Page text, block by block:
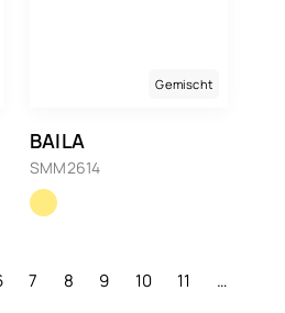
Gemischt
BAILA
SMM2614
7 8 9 10 11
…